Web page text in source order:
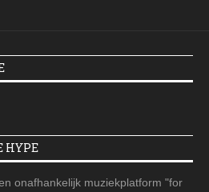
HYPE
onafhankelijk muziekplatform "for